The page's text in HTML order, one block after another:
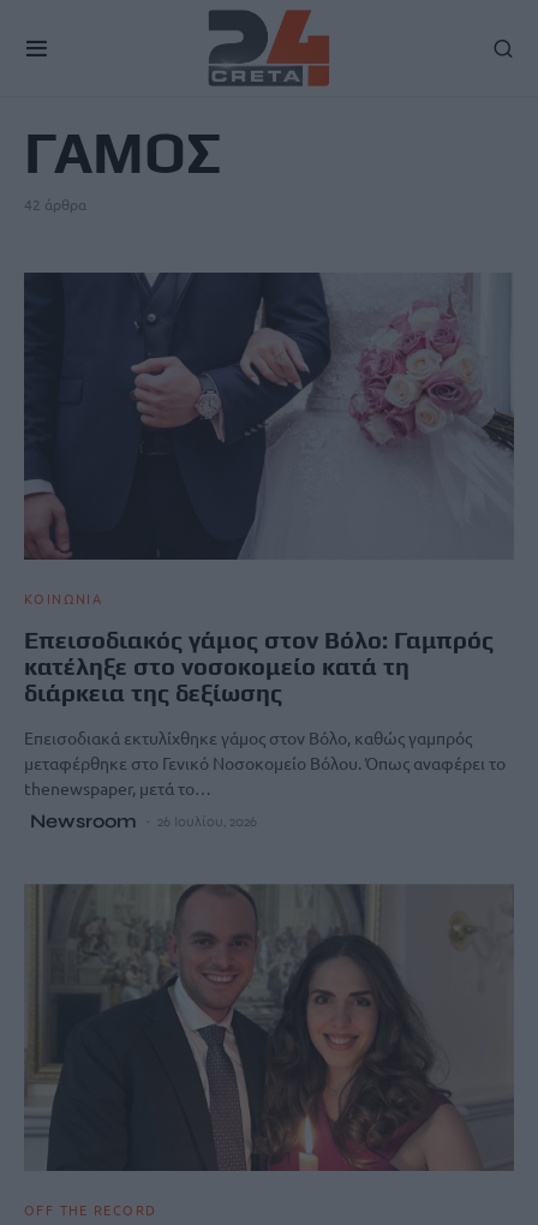
ΓΑΜΟΣ
42 άρθρα
ΚΟΙΝΩΝΙΑ
Επεισοδιακός γάμος στον Βόλο: Γαμπρός
κατέληξε στο νοσοκομείο κατά τη
διάρκεια της δεξίωσης
Επεισοδιακά εκτυλίχθηκε γάμος στον Βόλο, καθώς γαμπρός
μεταφέρθηκε στο Γενικό Νοσοκομείο Βόλου. Όπως αναφέρει το
thenewspaper, μετά το…
Newsroom 26 Ιουλίου, 2026
OFF THE RECORD